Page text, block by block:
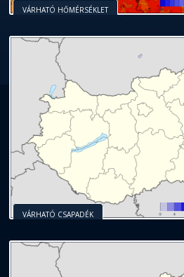
VÁRHATÓ HŐMÉRSÉKLET
VÁRHATÓ CSAPADÉK